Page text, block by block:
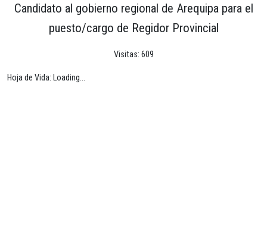
Candidato al gobierno regional de Arequipa para el
puesto/cargo de Regidor Provincial
Visitas: 609
Hoja de Vida: Loading...